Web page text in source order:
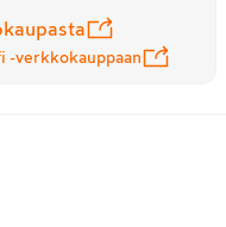
-verkkokauppaan